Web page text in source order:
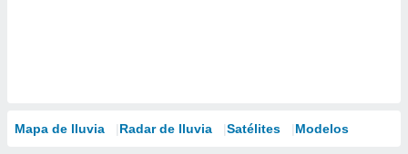
Mapa de lluvia Radar de lluvia Satélites Modelos